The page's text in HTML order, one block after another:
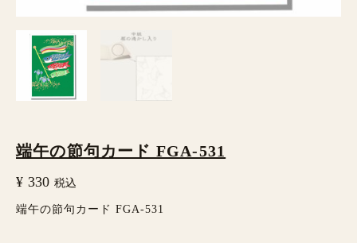
端午の節句カード FGA-531
¥ 330 税込
端午の節句カード FGA-531